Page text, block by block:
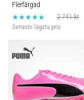
Flerfärgad
2 741 kr
Senaste lägsta pris